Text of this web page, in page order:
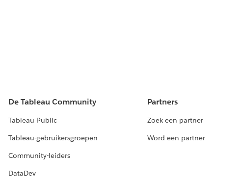
De Tableau Community
Tableau Public
Tableau-gebruikersgroepen
Community-leiders
DataDev
Partners
Zoek een partner
Word een partner